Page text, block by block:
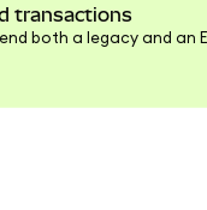
transactions
both a legacy and an